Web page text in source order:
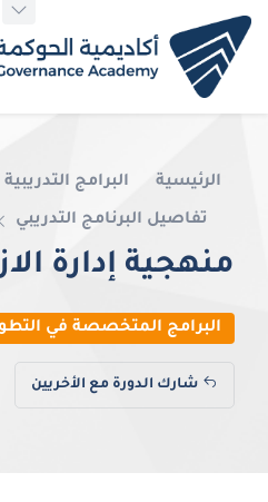
الرئيسية البرامج التدريبية
تفاصيل البرنامج التدريبي
منهجية إدارة
البرامج المتخصصة في
شارك الدورة مع الأخريين